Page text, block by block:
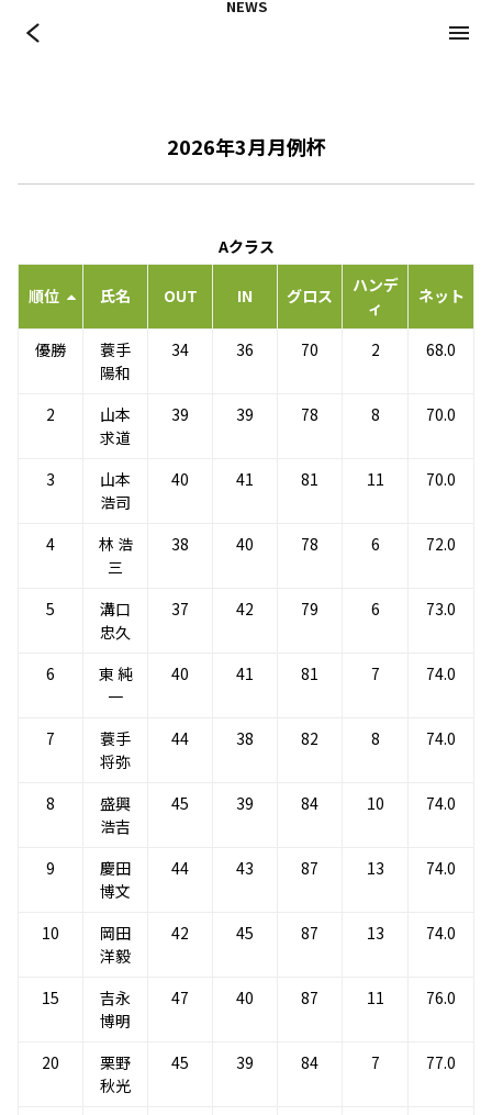
NEWS
2026年度クラブ競技日程(pdf)
2026年3月月例杯
Aクラス
順位 氏名 OUT IN グロス
ハンデ
ィ
ネット
優勝
蓑手
陽和
34 36 70 2 68.0
2
山本
求道
39 39 78 8 70.0
3
山本
浩司
40 41 81 11 70.0
4
林 浩
三
38 40 78 6 72.0
5
溝口
忠久
37 42 79 6 73.0
6
東 純
一
40 41 81 7 74.0
7
蓑手
将弥
44 38 82 8 74.0
8
盛興
浩吉
45 39 84 10 74.0
9
慶田
博文
44 43 87 13 74.0
10
岡田
洋毅
42 45 87 13 74.0
15
吉永
博明
47 40 87 11 76.0
20
栗野
秋光
45 39 84 7 77.0